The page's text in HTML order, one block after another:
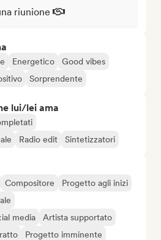
riunione
Energetico
Good vibes
Sorprendente
lui/lei ama
Radio edit Sintetizzatori
Compositore
Progetto agli inizi
media
Artista supportato
Progetto imminente